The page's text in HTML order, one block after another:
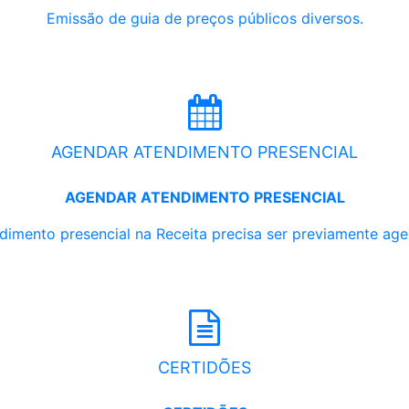
Emissão de guia de preços públicos diversos.
AGENDAR ATENDIMENTO PRESENCIAL
AGENDAR ATENDIMENTO PRESENCIAL
presencial na Receita precisa ser previamente
CERTIDÕES